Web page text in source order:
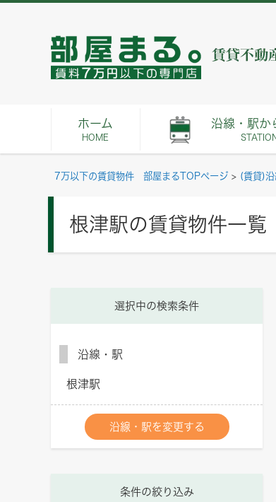
ホーム
HOME
沿線・駅か
STATION
7万以下の賃貸物件 部屋まるTOPページ > (賃貸)
根津駅の賃貸物件一覧
選択中の検索条件
沿線・駅
根津駅
沿線・駅を変更する
条件の絞り込み